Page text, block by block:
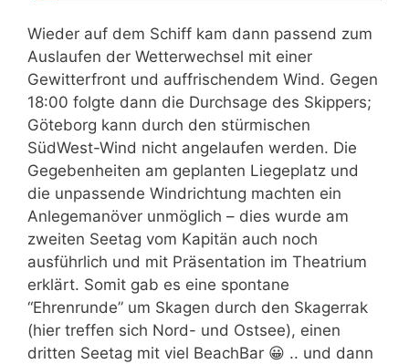
Wieder auf dem Schiff kam dann passend zum
Auslaufen der Wetterwechsel mit einer
Gewitterfront und auffrischendem Wind. Gegen
18:00 folgte dann die Durchsage des Skippers;
Göteborg kann durch den stürmischen
SüdWest-Wind nicht angelaufen werden. Die
Gegebenheiten am geplanten Liegeplatz und
die unpassende Windrichtung machten ein
Anlegemanöver unmöglich – dies wurde am
zweiten Seetag vom Kapitän auch noch
ausführlich und mit Präsentation im Theatrium
erklärt. Somit gab es eine spontane
“Ehrenrunde” um Skagen durch den Skagerrak
(hier treffen sich Nord- und Ostsee), einen
dritten Seetag mit viel BeachBar 😀 .. und dann